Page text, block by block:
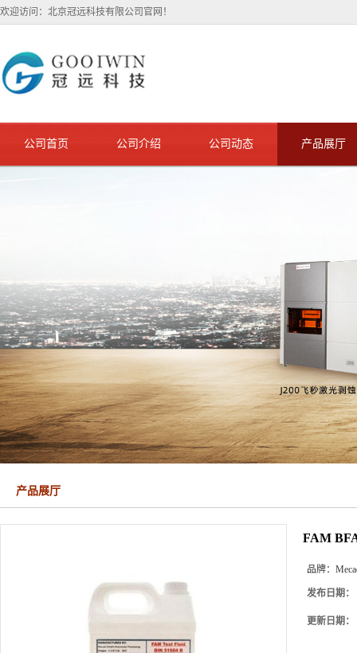
欢迎访问：北京冠远科技有限公司官网！
公司首页 公司介绍 公司动态 产品展厅
产品展厅
FAM
品牌：
发布日期：
更新日期：